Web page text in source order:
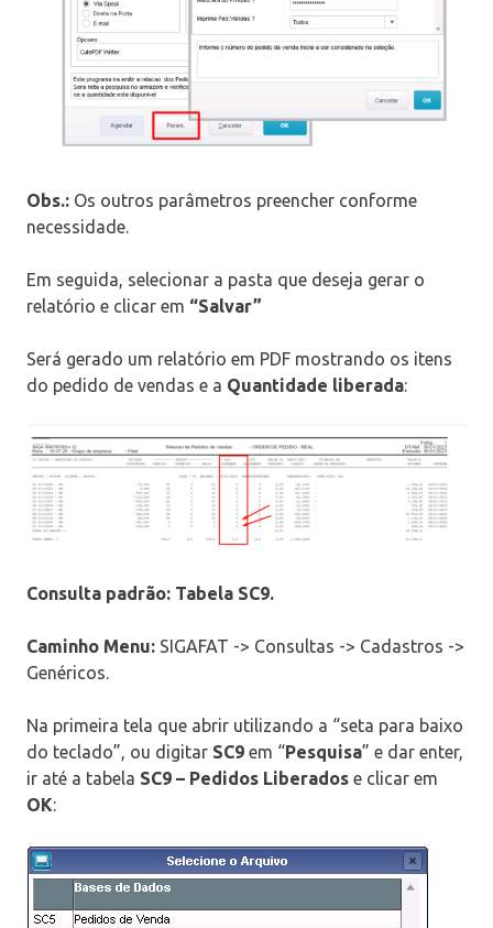
Obs.: Os outros parâmetros preencher conforme
necessidade.
Em seguida, selecionar a pasta que deseja gerar o
relatório e clicar em “Salvar”
Será gerado um relatório em PDF mostrando os itens
do pedido de vendas e a Quantidade liberada:
Consulta padrão: Tabela SC9.
Caminho Menu: SIGAFAT -> Consultas -> Cadastros ->
Genéricos.
Na primeira tela que abrir utilizando a “seta para baixo
do teclado”, ou digitar SC9 em “Pesquisa” e dar enter,
ir até a tabela SC9 – Pedidos Liberados e clicar em
OK: